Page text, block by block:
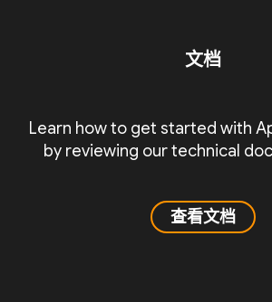
文档
Learn how to get started with
by reviewing our technical
查看文档